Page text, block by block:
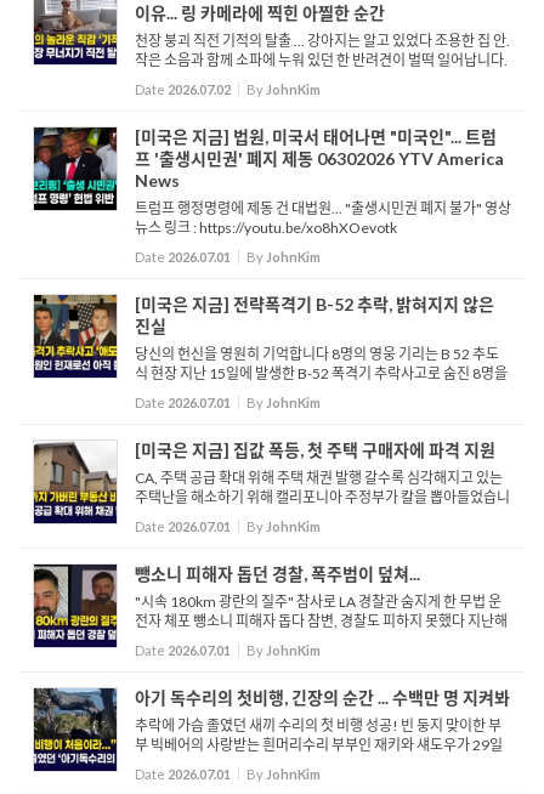
이유... 링 카메라에 찍힌 아찔한 순간
천장 붕괴 직전 기적의 탈출 ... 강아지는 알고 있었다 조용한 집 안.
작은 소음과 함께 소파에 누워 있던 한 반려견이 벌떡 일어납니다.
불안한 눈치로 두리번거리던 반려견은 황급히 소파 팔걸이를 넘
어 어디론가 달아납니다. 그리고 그때, 천장이 무너져 내...
Date 2026.07.02 By JohnKim
[미국은 지금] 법원, 미국서 태어나면 "미국인"... 트럼
프 '출생시민권' 폐지 제동 06302026 YTV America
News
트럼프 행정명령에 제동 건 대법원... "출생시민권 폐지 불가" 영상
뉴스 링크 : https://youtu.be/xo8hXOevotk
Date 2026.07.01 By JohnKim
[미국은 지금] 전략폭격기 B-52 추락, 밝혀지지 않은
진실
당신의 헌신을 영원히 기억합니다 8명의 영웅 기리는 B 52 추도
식 현장 지난 15일에 발생한 B-52 폭격기 추락사고로 숨진 8명을
기리기 위한 추도식이 지난 29일 거행됐습니다. 이날 저녁 행사에
는 슬픔에 잠긴 유...
Date 2026.07.01 By JohnKim
[미국은 지금] 집값 폭등, 첫 주택 구매자에 파격 지원
CA, 주택 공급 확대 위해 주택 채권 발행 갈수록 심각해지고 있는
주택난을 해소하기 위해 캘리포니아 주정부가 칼을 뽑아들었습니
다. 개빈 뉴섬 주지사와 주의회는 ‘2026년 퇴역 군인 및 저렴한 주
택 채권법’을 상정해 오...
Date 2026.07.01 By JohnKim
뺑소니 피해자 돕던 경찰, 폭주범이 덮쳐...
"시속 180km 광란의 질주" 참사로 LA 경찰관 숨지게 한 무법 운
전자 체포 뺑소니 피해자 돕다 참변, 경찰도 피하지 못했다 지난해
6월, LA 405번 프리웨이에서 과속으로 질주하다 LAPD 경사와 민
간인 남성을 치어 숨지게 한 36세 남성이 2급 살인 혐의로 기소...
Date 2026.07.01 By JohnKim
아기 독수리의 첫비행, 긴장의 순간 ... 수백만 명 지켜봐
추락에 가슴 졸였던 새끼 수리의 첫 비행 성공! 빈 둥지 맞이한 부
부 빅베어의 사랑받는 흰머리수리 부부인 재키와 섀도우가 29일
새로운 경사를 맞이했습니다. 새끼 수리 루나가 처음으로 날아올
라 아빠인 섀도우가 ...
Date 2026.07.01 By JohnKim